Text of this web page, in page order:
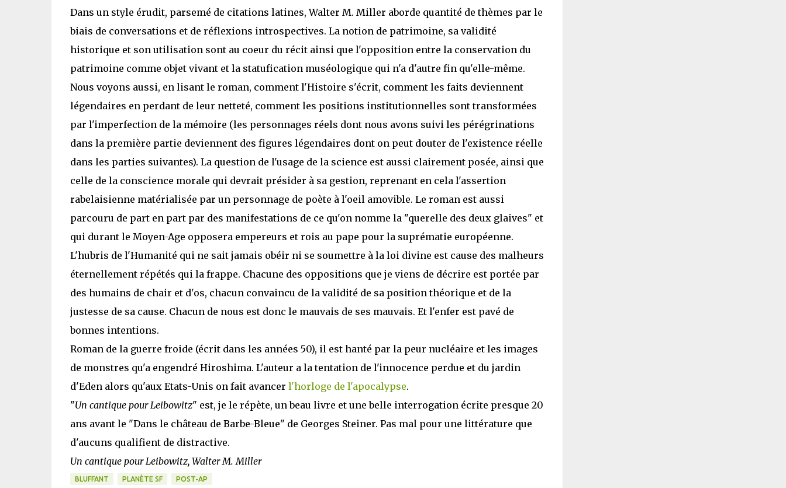
Dans un style érudit, parsemé de citations latines, Walter M. Miller aborde quantité de thèmes par le
biais de conversations et de réflexions introspectives. La notion de patrimoine, sa validité
historique et son utilisation sont au coeur du récit ainsi que l'opposition entre la conservation du
patrimoine comme objet vivant et la statufication muséologique qui n'a d'autre fin qu'elle-même.
Nous voyons aussi, en lisant le roman, comment l'Histoire s'écrit, comment les faits deviennent
légendaires en perdant de leur netteté, comment les positions institutionnelles sont transformées
par l'imperfection de la mémoire (les personnages réels dont nous avons suivi les pérégrinations
dans la première partie deviennent des figures légendaires dont on peut douter de l'existence réelle
dans les parties suivantes). La question de l'usage de la science est aussi clairement posée, ainsi que
celle de la conscience morale qui devrait présider à sa gestion, reprenant en cela l'assertion
rabelaisienne matérialisée par un personnage de poète à l'oeil amovible. Le roman est aussi
parcouru de part en part par des manifestations de ce qu'on nomme la "querelle des deux glaives" et
qui durant le Moyen-Age opposera empereurs et rois au pape pour la suprématie européenne.
L'hubris de l'Humanité qui ne sait jamais obéir ni se soumettre à la loi divine est cause des malheurs
éternellement répétés qui la frappe. Chacune des oppositions que je viens de décrire est portée par
des humains de chair et d'os, chacun convaincu de la validité de sa position théorique et de la
justesse de sa cause. Chacun de nous est donc le mauvais de ses mauvais. Et l'enfer est pavé de
bonnes intentions.
Roman de la guerre froide (écrit dans les années 50), il est hanté par la peur nucléaire et les images
de monstres qu'a engendré Hiroshima. L'auteur a la tentation de l'innocence perdue et du jardin
d'Eden alors qu'aux Etats-Unis on fait avancer l'horloge de l'apocalypse.
"Un cantique pour Leibowitz" est, je le répète, un beau livre et une belle interrogation écrite presque 20
ans avant le "Dans le château de Barbe-Bleue" de Georges Steiner. Pas mal pour une littérature que
d'aucuns qualifient de distractive.
Un cantique pour Leibowitz, Walter M. Miller
BLUFFANT PLANÈTE SF POST-AP